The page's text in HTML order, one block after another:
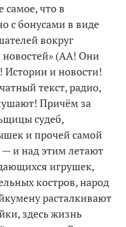
самое, что в
с бонусами в виде
вокруг
новостей» (АА! Они
Истории и новости!
текст, радио,
Причём за
судеб,
и прочей самой
— и над этим летают
игрушек,
костров, народ
расталкивают
здесь жизнь